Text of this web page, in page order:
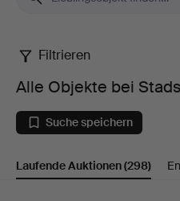
Alle
Objekte
bei
Stadsauktion
Filtrieren
Alle Objekte bei
Suche speichern
Laufende Auktionen(298)